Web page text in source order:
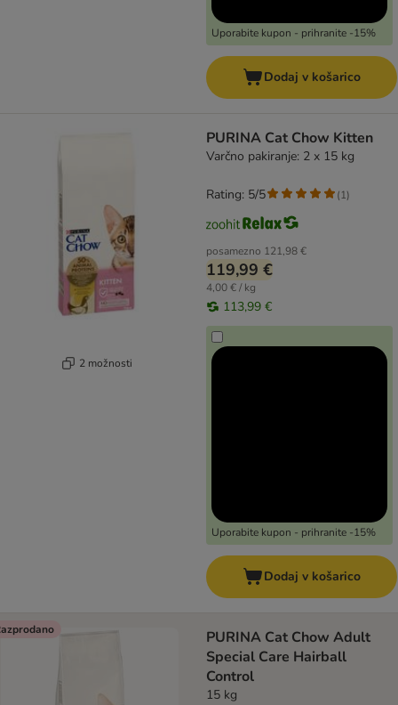
Uporabite kupon - prihranite -15%
Dodaj v košarico
2 možnosti
PURINA Cat Chow Kitten
Varčno pakiranje: 2 x 15 kg
posamezno 121,98 €
119,99 €
4,00 € / kg
113,99 €
Uporabite kupon - prihranite -15%
Rating: 5/5 (1)
Dodaj v košarico
PURINA Cat Chow Adult
Special Care Hairball
Control
15 kg